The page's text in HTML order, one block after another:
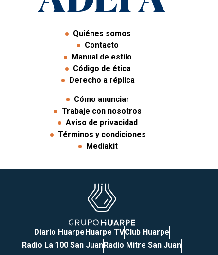
Quiénes somos
Contacto
Manual de estilo
Código de ética
Derecho a réplica
Cómo anunciar
Trabaje con nosotros
Aviso de privacidad
Términos y condiciones
Mediakit
Diario HuarpeHuarpe TVClub Huarpe
Radio La 100 San JuanRadio Mitre San Juan